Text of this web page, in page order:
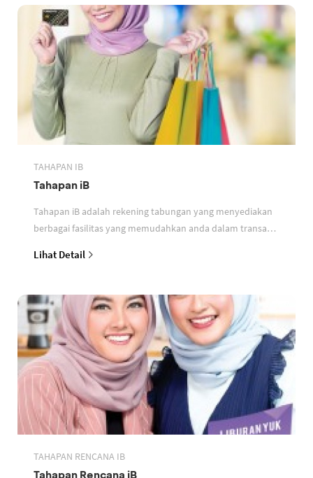
TAHAPAN IB
Tahapan iB
Tahapan iB adalah rekening tabungan yang menyediakan
berbagai fasilitas yang memudahkan anda dalam transaksi
Lihat Detail
TAHAPAN RENCANA IB
Tahapan Rencana iB